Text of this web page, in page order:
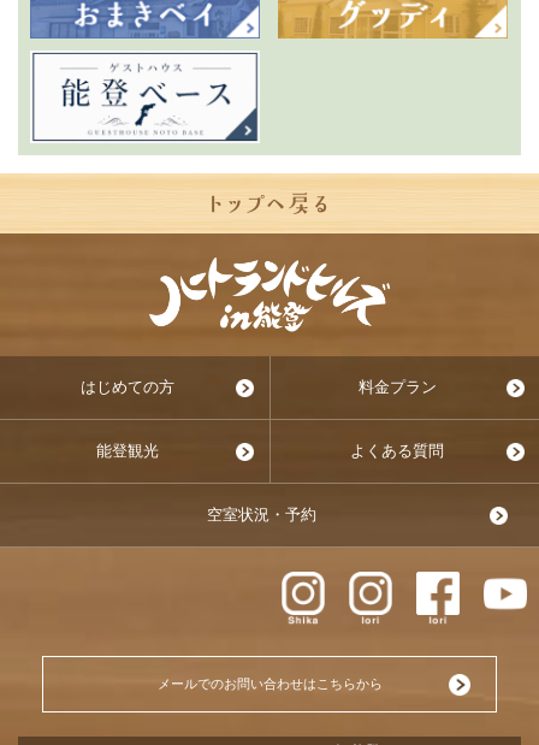
はじめての方 料金プラン
能登観光 よくある質問
空室状況・予約
メールでのお問い合わせはこちらから